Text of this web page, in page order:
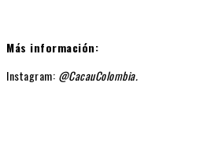
Más información:
Instagram: @CacauColombia.